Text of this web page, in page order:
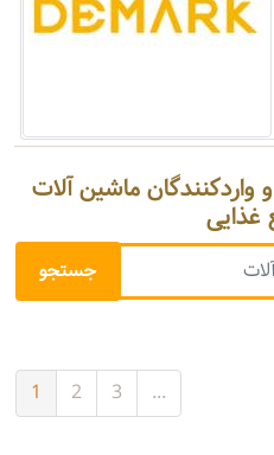
واردکنندگان ماشین آلات
غذایی
1 2 3 ...